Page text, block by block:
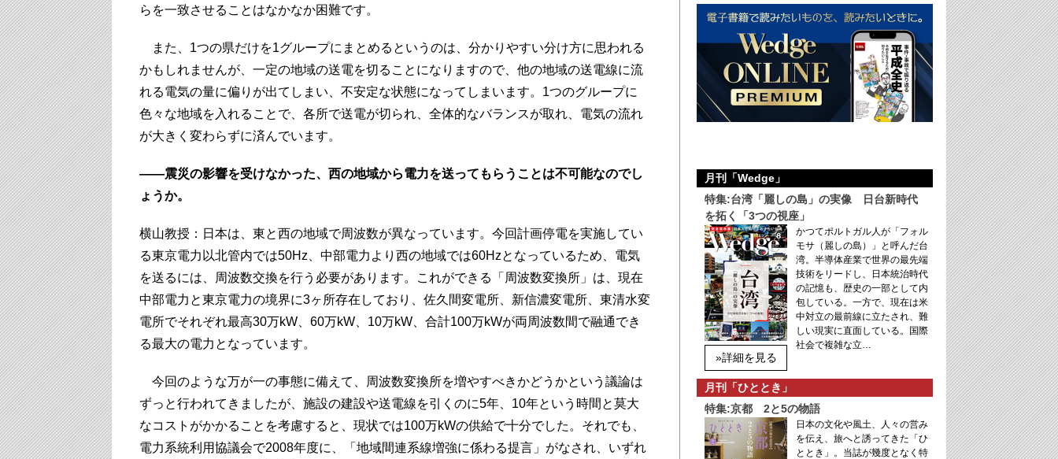
らを一致させることはなかなか困難です。
また、1つの県だけを1グループにまとめるというのは、分かりやすい分け方に思われる
かもしれませんが、一定の地域の送電を切ることになりますので、他の地域の送電線に流
れる電気の量に偏りが出てしまい、不安定な状態になってしまいます。1つのグループに
色々な地域を入れることで、各所で送電が切られ、全体的なバランスが取れ、電気の流れ
が大きく変わらずに済んでいます。
――震災の影響を受けなかった、西の地域から電力を送ってもらうことは不可能なのでし
ょうか。
横山教授：日本は、東と西の地域で周波数が異なっています。今回計画停電を実施してい
る東京電力以北管内では50Hz、中部電力より西の地域では60Hzとなっているため、電気
を送るには、周波数交換を行う必要があります。これができる「周波数変換所」は、現在
中部電力と東京電力の境界に3ヶ所存在しており、佐久間変電所、新信濃変電所、東清水変
電所でそれぞれ最高30万kW、60万kW、10万kW、合計100万kWが両周波数間で融通でき
る最大の電力となっています。
今回のような万が一の事態に備えて、周波数変換所を増やすべきかどうかという議論は
ずっと行われてきましたが、施設の建設や送電線を引くのに5年、10年という時間と莫大
なコストがかかることを考慮すると、現状では100万kWの供給で十分でした。それでも、
電力系統利用協議会で2008年度に、「地域間連系線増強に係わる提言」がなされ、いずれ
月刊「Wedge」
特集:台湾「麗しの島」の実像 日台新時代
を拓く「3つの視座」
»詳細を見る
かつてポルトガル人が「フォル
モサ（麗しの島）」と呼んだ台
湾。半導体産業で世界の最先端
技術をリードし、日本統治時代
の記憶も、歴史の一部として内
包している。一方で、現在は米
中対立の最前線に立たされ、難
しい現実に直面している。国際
社会で複雑な立…
月刊「ひととき」
特集:京都 2と5の物語
日本の文化や風土、人々の営み
を伝え、旅へと誘ってきた「ひ
ととき」。当誌が幾度となく特